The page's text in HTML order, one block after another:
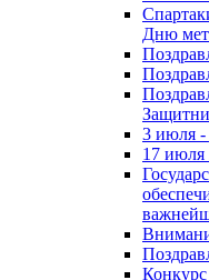
Дню
3 июля -
17
Конкурс